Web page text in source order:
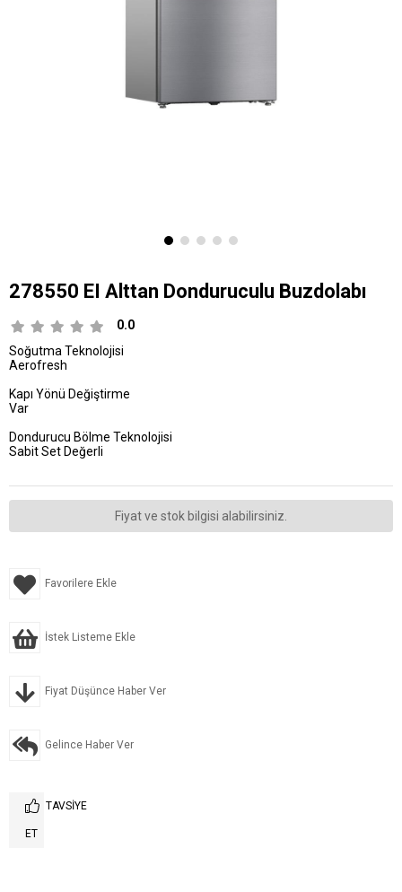
278550 EI Alttan Donduruculu Buzdolabı
0.0
Soğutma Teknolojisi
Aerofresh
Kapı Yönü Değiştirme
Var
Dondurucu Bölme Teknolojisi
Sabit Set Değerli
Fiyat ve stok bilgisi alabilirsiniz.
Favorilere Ekle
İstek Listeme Ekle
Fiyat Düşünce Haber Ver
Gelince Haber Ver
TAVSIYE
ET